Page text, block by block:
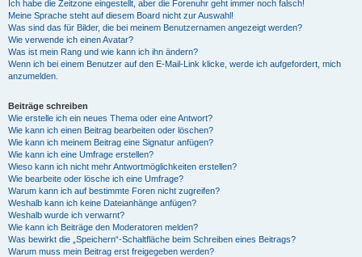
Ich habe die Zeitzone eingestellt, aber die Forenuhr geht immer noch falsch!
Meine Sprache steht auf diesem Board nicht zur Auswahl!
Was sind das für Bilder, die bei meinem Benutzernamen angezeigt werden?
Wie verwende ich einen Avatar?
Was ist mein Rang und wie kann ich ihn ändern?
Wenn ich bei einem Benutzer auf den E-Mail-Link klicke, werde ich aufgefordert, mich
anzumelden.
Beiträge schreiben
Wie erstelle ich ein neues Thema oder eine Antwort?
Wie kann ich einen Beitrag bearbeiten oder löschen?
Wie kann ich meinem Beitrag eine Signatur anfügen?
Wie kann ich eine Umfrage erstellen?
Wieso kann ich nicht mehr Antwortmöglichkeiten erstellen?
Wie bearbeite oder lösche ich eine Umfrage?
Warum kann ich auf bestimmte Foren nicht zugreifen?
Weshalb kann ich keine Dateianhänge anfügen?
Weshalb wurde ich verwarnt?
Wie kann ich Beiträge den Moderatoren melden?
Was bewirkt die „Speichern“-Schaltfläche beim Schreiben eines Beitrags?
Warum muss mein Beitrag erst freigegeben werden?